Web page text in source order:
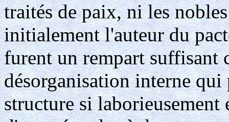
traités de paix, ni les
initialement l'auteur du
furent un rempart suffisant
désorganisation interne
structure si